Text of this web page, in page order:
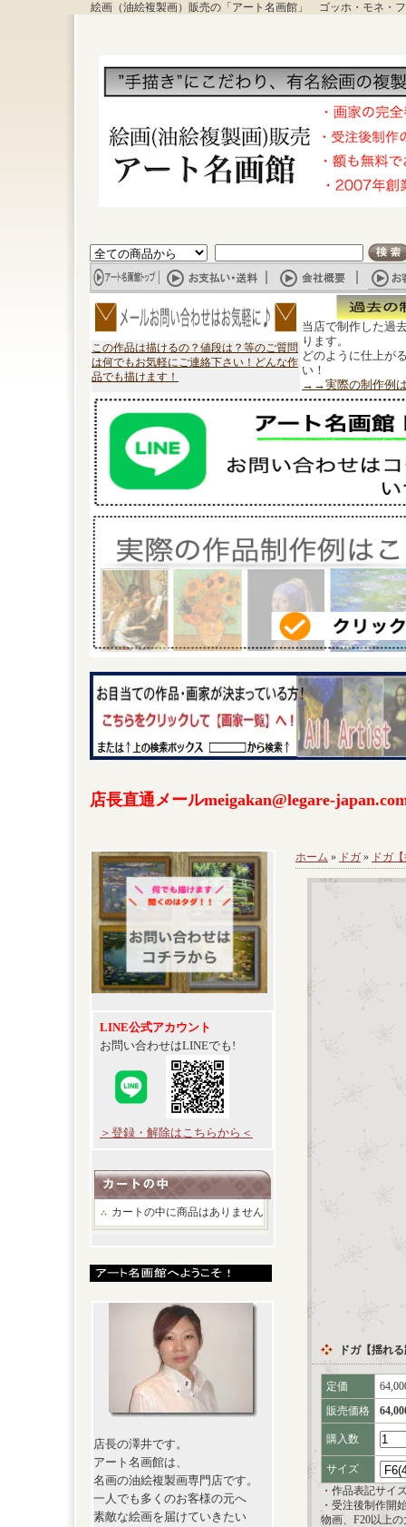
絵画（油絵複製画）販売の「アート名画館」 ゴッホ・モネ・
この作品は描けるの？値段は？等のご質問
は何でもお気軽にご連絡下さい！どんな作
品でも描けます！
当店で制作した過
ります。
どのように仕上が
い！
→→実際の制作例
店長直通メールmeigakan@legare-
LINE公式アカウント
お問い合わせはLINEでも!
＞登録・解除はこちらから＜
カートの中に商品はありません
店長の澤井です。
アート名画館は、
名画の油絵複製画専門店です。
一人でも多くのお客様の元へ
素敵な絵画を届けていきたい
ホーム » ドガ » ドガ
ドガ【揺れ
定価
販売価格
購入数
サイズ
・作品表記サイ
・受注後制作開
物画、F20以上